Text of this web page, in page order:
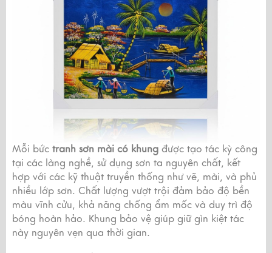
Mỗi bức tranh sơn mài có khung được tạo tác kỳ công
tại các làng nghề, sử dụng sơn ta nguyên chất, kết
hợp với các kỹ thuật truyền thống như vẽ, mài, và phủ
nhiều lớp sơn. Chất lượng vượt trội đảm bảo độ bền
màu vĩnh cửu, khả năng chống ẩm mốc và duy trì độ
bóng hoàn hảo. Khung bảo vệ giúp giữ gìn kiệt tác
này nguyên vẹn qua thời gian.